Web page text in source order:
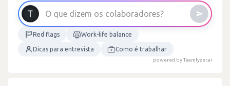
O que d izem os colaborad ores?
Red flags Work-life balance
Dicas para entrevista Como é trabalhar
powered by Teamlyzer.ai